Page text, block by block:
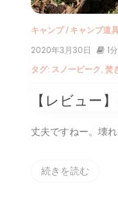
キャンプ/ キャンプ道
2020年3月30日 1分
タグ: スノーピーク, 焚
【レビュー
丈夫ですねー。壊
続きを読む